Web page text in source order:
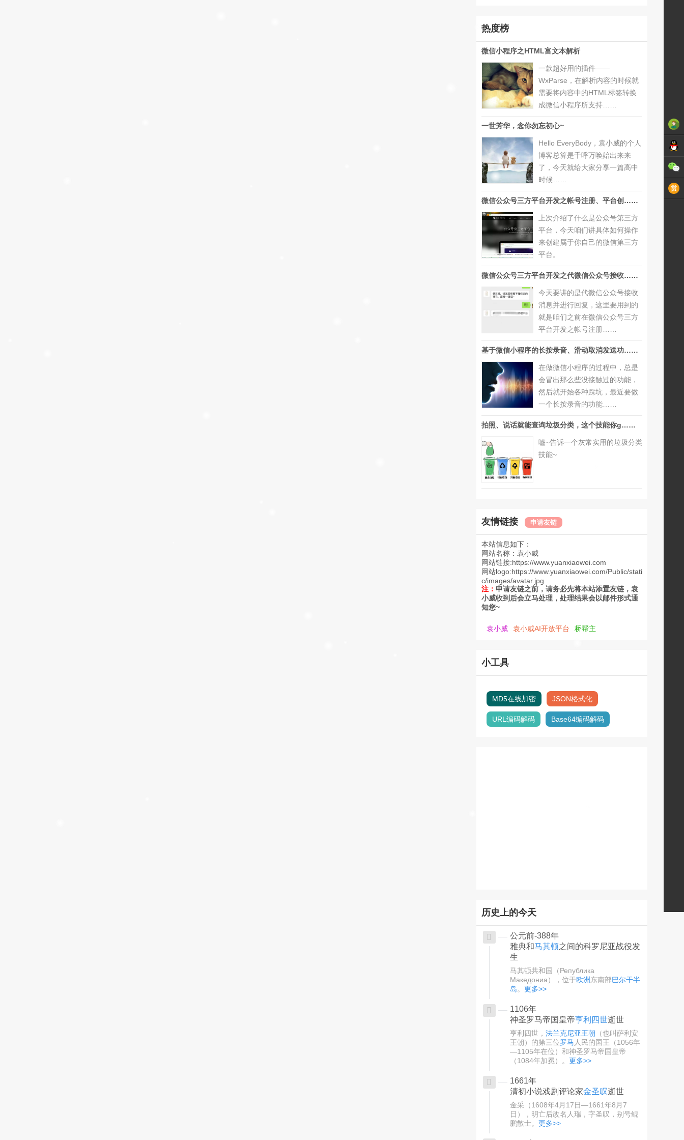
热度榜
微信小程序之HTML富文本解析
一款超好用的插件——
WxParse，在解析内容的时候就
需要将内容中的HTML标签转换
成微信小程序所支持……
一世芳华，念你勿忘初心~
Hello EveryBody，袁小威的个人
博客总算是千呼万唤始出来来
了，今天就给大家分享一篇高中
时候……
微信公众号三方平台开发之帐号注册、平台创……
上次介绍了什么是公众号第三方
平台，今天咱们讲具体如何操作
来创建属于你自己的微信第三方
平台。
微信公众号三方平台开发之代微信公众号接收……
今天要讲的是代微信公众号接收
消息并进行回复，这里要用到的
就是咱们之前在微信公众号三方
平台开发之帐号注册……
基于微信小程序的长按录音、滑动取消发送功……
在做微信小程序的过程中，总是
会冒出那么些没接触过的功能，
然后就开始各种踩坑，最近要做
一个长按录音的功能……
拍照、说话就能查询垃圾分类，这个技能你g……
嘘~告诉一个灰常实用的垃圾分类
技能~
友情链接 申请友链
本站信息如下：
网站名称： 袁小威
网站链接:https://www.yuanxiaowei.com
网站logo:https://www.yuanxiaowei.com/Public/stati
c/images/avatar.jpg
注： 申请友链之前，请务必先将本站添置友链，袁
小威收到后会立马处理，处理结果会以邮件形式通
知您~
袁小威 袁小威AI开放平台 桥帮主
小工具
MD5在线加密 JSON格式化
URL编码解码 Base64编码解码
历史上的今天
公元前-388年
雅典和马其顿之间的科罗尼亚战役发
生
马其顿共和国（Република
Македониа），位于欧洲东南部巴尔干半
岛。 更多>>
1106年
神圣罗马帝国皇帝亨利四世逝世
亨利四世， 法兰克尼亚王朝 （也叫萨利安
王朝）的第三位罗马 人民的国王（1056年
—1105年在位）和神圣罗马帝国皇帝
（1084年加冕）。 更多>>
1661年
清初小说戏剧评论家金圣叹逝世
金采（1608年4月17日—1661年8月7
日），明亡后改名人瑞，字圣叹，别号鲲
鹏散士。 更多>>